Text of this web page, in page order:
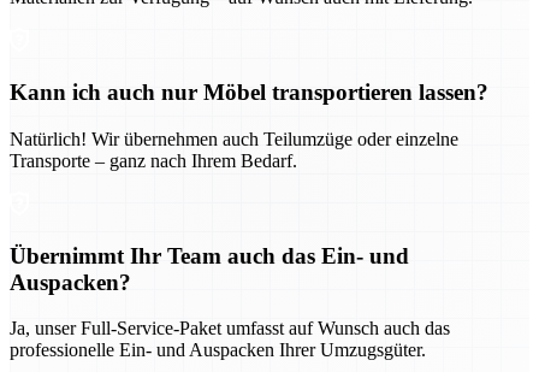
Kann ich auch nur Möbel transportieren lassen?
Natürlich! Wir übernehmen auch Teilumzüge oder einzelne
Transporte – ganz nach Ihrem Bedarf.
Übernimmt Ihr Team auch das Ein- und
Auspacken?
Ja, unser Full-Service-Paket umfasst auf Wunsch auch das
professionelle Ein- und Auspacken Ihrer Umzugsgüter.